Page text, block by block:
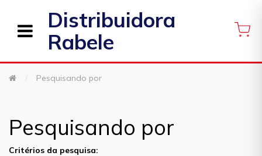
Distribuidora
Rabele
Pesquisando por
Pesquisando por
Critérios da pesquisa: